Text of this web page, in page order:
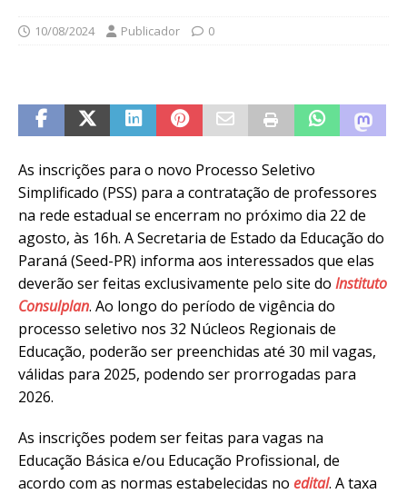
10/08/2024 Publicador 0
As inscrições para o novo Processo Seletivo
Simplificado (PSS) para a contratação de professores
na rede estadual se encerram no próximo dia 22 de
agosto, às 16h. A Secretaria de Estado da Educação do
Paraná (Seed-PR) informa aos interessados que elas
deverão ser feitas exclusivamente pelo site do Instituto
Consulplan. Ao longo do período de vigência do
processo seletivo nos 32 Núcleos Regionais de
Educação, poderão ser preenchidas até 30 mil vagas,
válidas para 2025, podendo ser prorrogadas para
2026.
As inscrições podem ser feitas para vagas na
Educação Básica e/ou Educação Profissional, de
acordo com as normas estabelecidas no edital. A taxa